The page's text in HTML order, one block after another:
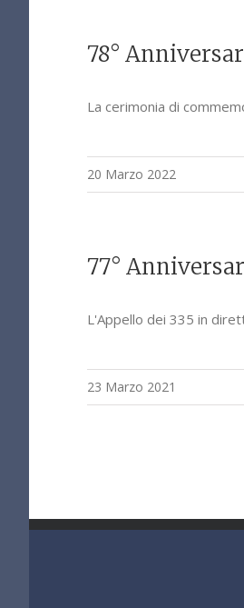
78°
La cerimonia di
20 Marzo 2022
77°
L'Appello dei 335 in
23 Marzo 2021